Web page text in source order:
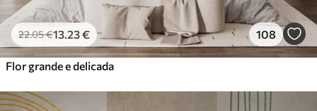
22.05€13 .23€ 108
Flor grande e delicada